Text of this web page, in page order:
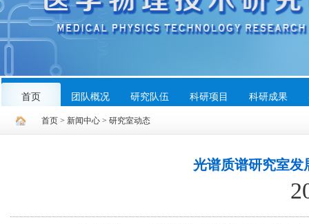
首页 团队概况 研究队伍 科研项目 科研成果
首页 团队概况 研究队伍 科研项目 科研成果
首页 > 新闻中心 > 研究室动态
光谱质谱研究室发